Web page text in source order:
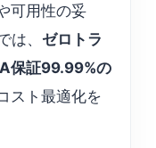
可用性の妥
は、 ゼロトラ
保証99.99%の
スト最適化を